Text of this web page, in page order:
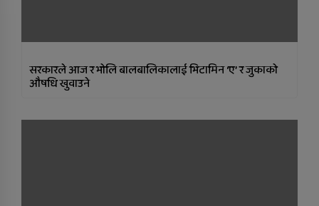
सरकारले आज र भोलि बालबालिकालाई भिटामिन ‘ए’ र जुकाको
औषधि खुवाउने